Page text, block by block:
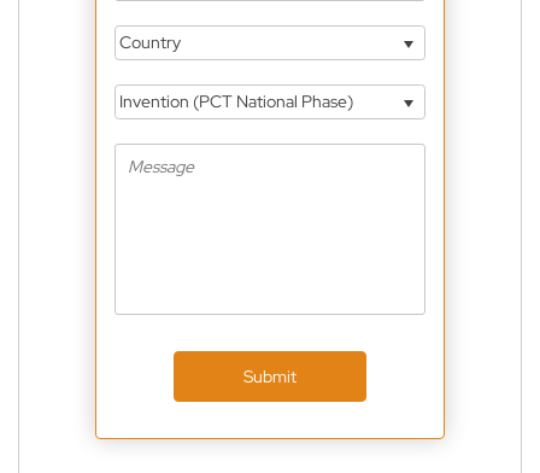
Country
Invention (PCT National Phase)
Submit